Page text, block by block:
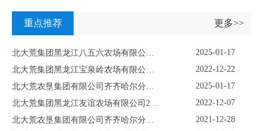
重点推荐 更多>>
2025-01-17
2022-12-22
2025-01-17
2022-12-07
2021-12-28